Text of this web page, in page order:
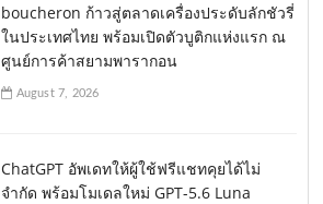
boucheron ก้าวสู่ตลาดเครื่องประดับลักชัวรี่
ในประเทศไทย พร้อมเปิดตัวบูติกแห่งแรก ณ
ศูนย์การค้าสยามพารากอน
August 7, 2026
ChatGPT อัพเดทให้ผู้ใช้ฟรีแชทคุยได้ไม่
จำกัด พร้อมโมเดลใหม่ GPT-5.6 Luna